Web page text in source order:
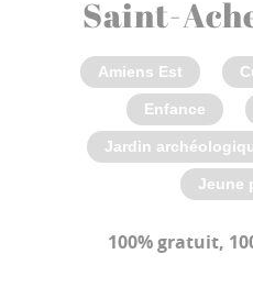
Saint-
Amiens Est
Enfance
Jardin
Jeune
100% gratuit,